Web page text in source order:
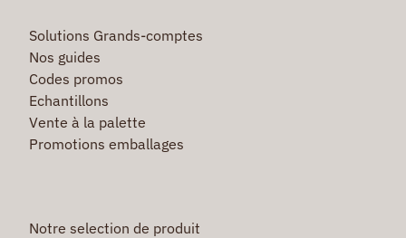
Solutions Grands-comptes
Nos guides
Codes promos
Echantillons
Vente à la palette
Promotions emballages
Notre selection de produit